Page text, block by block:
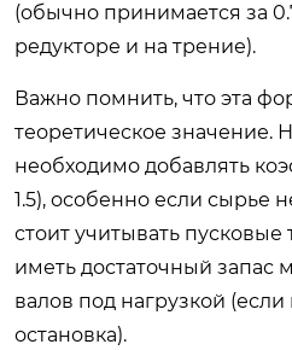
(обычно принимается за
редукторе и на трение).
Важно помнить, что эта
теоретическое значение.
необходимо добавлять
1.5), особенно если сырье
стоит учитывать пусковые
иметь достаточный запас
валов под нагрузкой
остановка).